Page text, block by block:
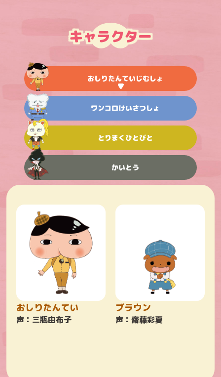
キャラクター
おしりたんていじむしょ
ワンコロけいさつしょ
とりまくひとびと
かいとう
おしりたんてい
声：三瓶由布子
ブラウン
声：齋藤彩夏